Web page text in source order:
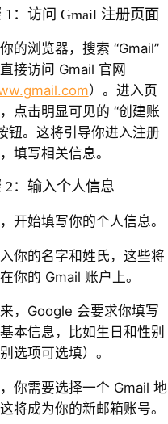
1：访问 Gmail 注册页面
的浏览器，搜索 “Gmail”
接访问 Gmail 官网
）。进入页
点击明显可见的 “创建账
钮。这将引导你进入注册
填写相关信息。
2：输入个人信息
开始填写你的个人信息。
你的名字和姓氏，这些将
你的 Gmail 账户上。
，Google 会要求你填写
本信息，比如生日和性别
别选项可选填）。
你需要选择一个 Gmail 地
将成为你的新邮箱账号。